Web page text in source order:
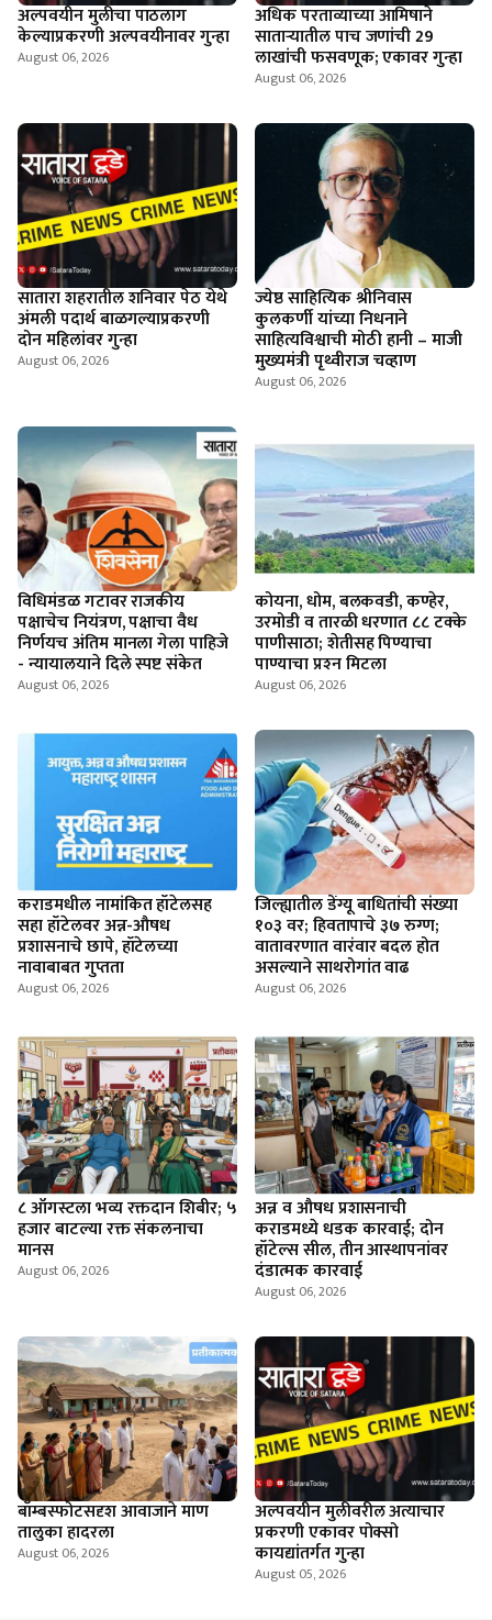
अल्पवयीन मुलीचा पाठलाग
केल्याप्रकरणी अल्पवयीनावर गुन्हा
August 06, 2026
अधिक परताव्याच्या आमिषाने
साताऱ्यातील पाच जणांची 29
लाखांची फसवणूक; एकावर गुन्हा
August 06, 2026
सातारा शहरातील शनिवार पेठ येथे
अंमली पदार्थ बाळगल्याप्रकरणी
दोन महिलांवर गुन्हा
August 06, 2026
ज्येष्ठ साहित्यिक श्रीनिवास
कुलकर्णी यांच्या निधनाने
साहित्यविश्वाची मोठी हानी – माजी
मुख्यमंत्री पृथ्वीराज चव्हाण
August 06, 2026
विधिमंडळ गटावर राजकीय
पक्षाचेच नियंत्रण, पक्षाचा वैध
निर्णयच अंतिम मानला गेला पाहिजे
- न्यायालयाने दिले स्पष्ट संकेत
August 06, 2026
कोयना, धोम, बलकवडी, कण्हेर,
उरमोडी व तारळी धरणात ८८ टक्के
पाणीसाठा; शेतीसह पिण्याचा
पाण्याचा प्रश्‍न मिटला
August 06, 2026
कराडमधील नामांकित हॉटेलसह
सहा हॉटेलवर अन्न-औषध
प्रशासनाचे छापे, हॉटेलच्या
नावाबाबत गुप्तता
August 06, 2026
जिल्ह्यातील डेंग्यू बाधितांची संख्या
१०३ वर; हिवतापाचे ३७ रुग्ण;
वातावरणात वारंवार बदल होत
असल्याने साथरोगांत वाढ
August 06, 2026
८ ऑगस्टला भव्य रक्तदान शिबीर; ५
हजार बाटल्या रक्त संकलनाचा
मानस
August 06, 2026
अन्न व औषध प्रशासनाची
कराडमध्ये धडक कारवाई; दोन
हॉटेल्स सील, तीन आस्थापनांवर
दंडात्मक कारवाई
August 06, 2026
बॉम्बस्फोटसदृश आवाजाने माण
तालुका हादरला
August 06, 2026
अल्पवयीन मुलीवरील अत्याचार
प्रकरणी एकावर पोक्सो
कायद्यांतर्गत गुन्हा
August 05, 2026